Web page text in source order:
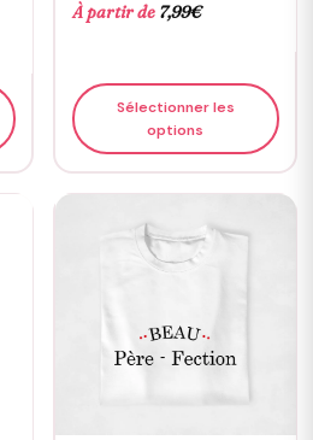
À partir de 7,99€
Sélectionner les
options